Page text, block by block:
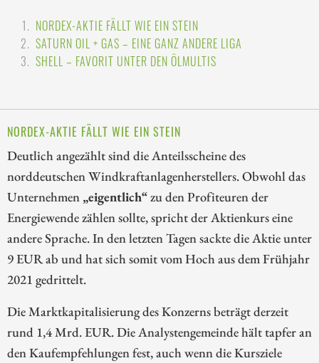
NORDEX-AKTIE FÄLLT WIE EIN STEIN
SATURN OIL + GAS – EINE GANZ ANDERE LIGA
SHELL – FAVORIT UNTER DEN ÖLMULTIS
NORDEX-AKTIE FÄLLT WIE EIN STEIN
Deutlich angezählt sind die Anteilsscheine des
norddeutschen Windkraftanlagenherstellers. Obwohl das
Unternehmen „eigentlich“zu den Profiteuren der
Energiewende zählen sollte, spricht der Aktienkurs eine
andere Sprache. In den letzten Tagen sackte die Aktie unter
9 EUR ab und hat sich somit vom Hoch aus dem Frühjahr
2021 gedrittelt.
Die Marktkapitalisierung des Konzerns beträgt derzeit
rund 1,4 Mrd. EUR. Die Analystengemeinde hält tapfer an
den Kaufempfehlungen fest, auch wenn die Kursziele